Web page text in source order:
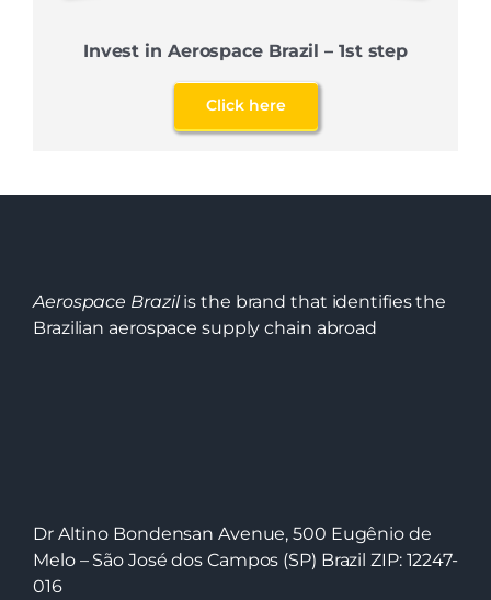
Invest in Aerospace Brazil – 1st step
Click here
Aerospace Brazilis the brand that identifies the
Brazilian aerospace supply chain abroad
Dr Altino Bondensan Avenue, 500 Eugênio de
Melo – São José dos Campos (SP) Brazil ZIP: 12247-
016